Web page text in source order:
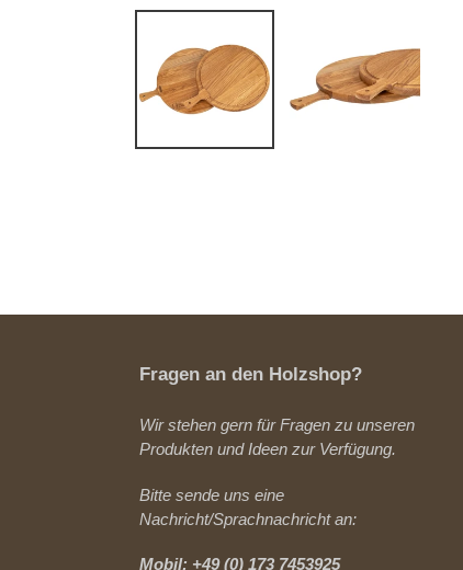
Fragen an den Holzshop?
Wir stehen gern für Fragen zu unseren
Produkten und Ideen zur Verfügung.
Bitte sende uns eine
Nachricht/Sprachnachricht an:
Mobil: +49 (0) 173 7453925